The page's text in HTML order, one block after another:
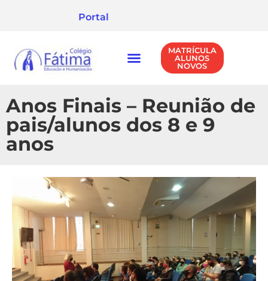
Portal
MATRÍCULA
ALUNOS
NOVOS
Anos Finais – Reunião de
pais/alunos dos 8 e 9
anos